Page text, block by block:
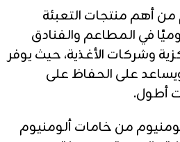
أهم منتجات التعبئة
في المطاعم والفنادق
وشركات الأغذية، حيث يوفر
على الحفاظ على
أطول.
من خامات ألومنيوم